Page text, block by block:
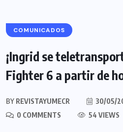
COMUNICADOS
¡Ingrid se
Fighter 6 a partir de
BY REVISTAYUMECR
30/05/
0 COMMENTS
54 VIEWS